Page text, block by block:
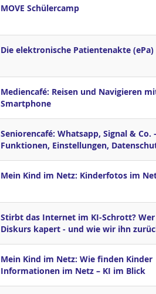
MOVE Schülercamp
Die elektronische Patientenakte (ePa)
Mediencafé: Reisen und Navigieren
Smartphone
Seniorencafé: Whatsapp, Signal & Co.
Funktionen, Einstellungen,
Mein Kind im Netz: Kinderfotos im
Stirbt das Internet im KI-Schrott?
Diskurs kapert - und wie wir ihn
Mein Kind im Netz: Wie finden Kinder
Informationen im Netz – KI im Blick